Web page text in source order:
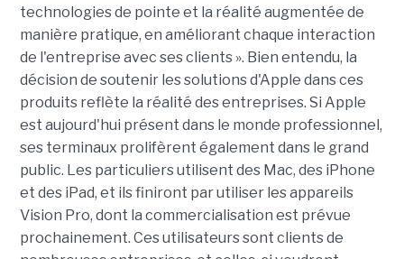
technologies de pointe et la réalité augmentée de
manière pratique, en améliorant chaque interaction
de l'entreprise avec ses clients ». Bien entendu, la
décision de soutenir les solutions d'Apple dans ces
produits reflète la réalité des entreprises. Si Apple
est aujourd'hui présent dans le monde professionnel,
ses terminaux prolifèrent également dans le grand
public. Les particuliers utilisent des Mac, des iPhone
et des iPad, et ils finiront par utiliser les appareils
Vision Pro, dont la commercialisation est prévue
prochainement. Ces utilisateurs sont clients de